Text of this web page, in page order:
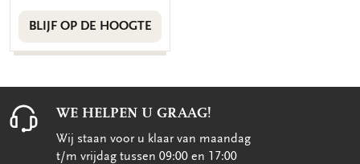
BLIJF OP DE HOOGTE
WE HELPEN U GRAAG!
Wij staan voor u klaar van maandag
t/m vrijdag tussen 09:00 en 17:00